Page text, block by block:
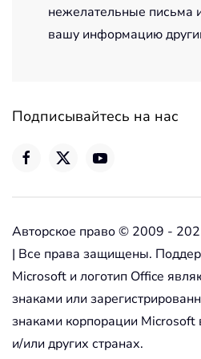
нежелательные письма
вашу информацию
Подписывайтесь на нас
Авторское право © 2009 -
| Все права защищены.
Microsoft и логотип Office
знаками или
знаками корпорации
и/или других странах.